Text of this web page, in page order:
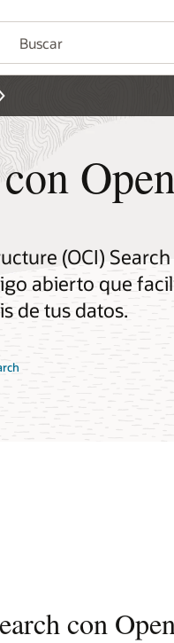
(OCI)
abierto que
de tus datos.
con